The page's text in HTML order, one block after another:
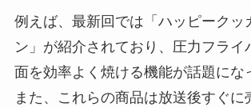
例えば、最新回では「ハッピークッ
ン」が紹介されており、圧力フライ
面を効率よく焼ける機能が話題にな
また、これらの商品は放送後すぐに